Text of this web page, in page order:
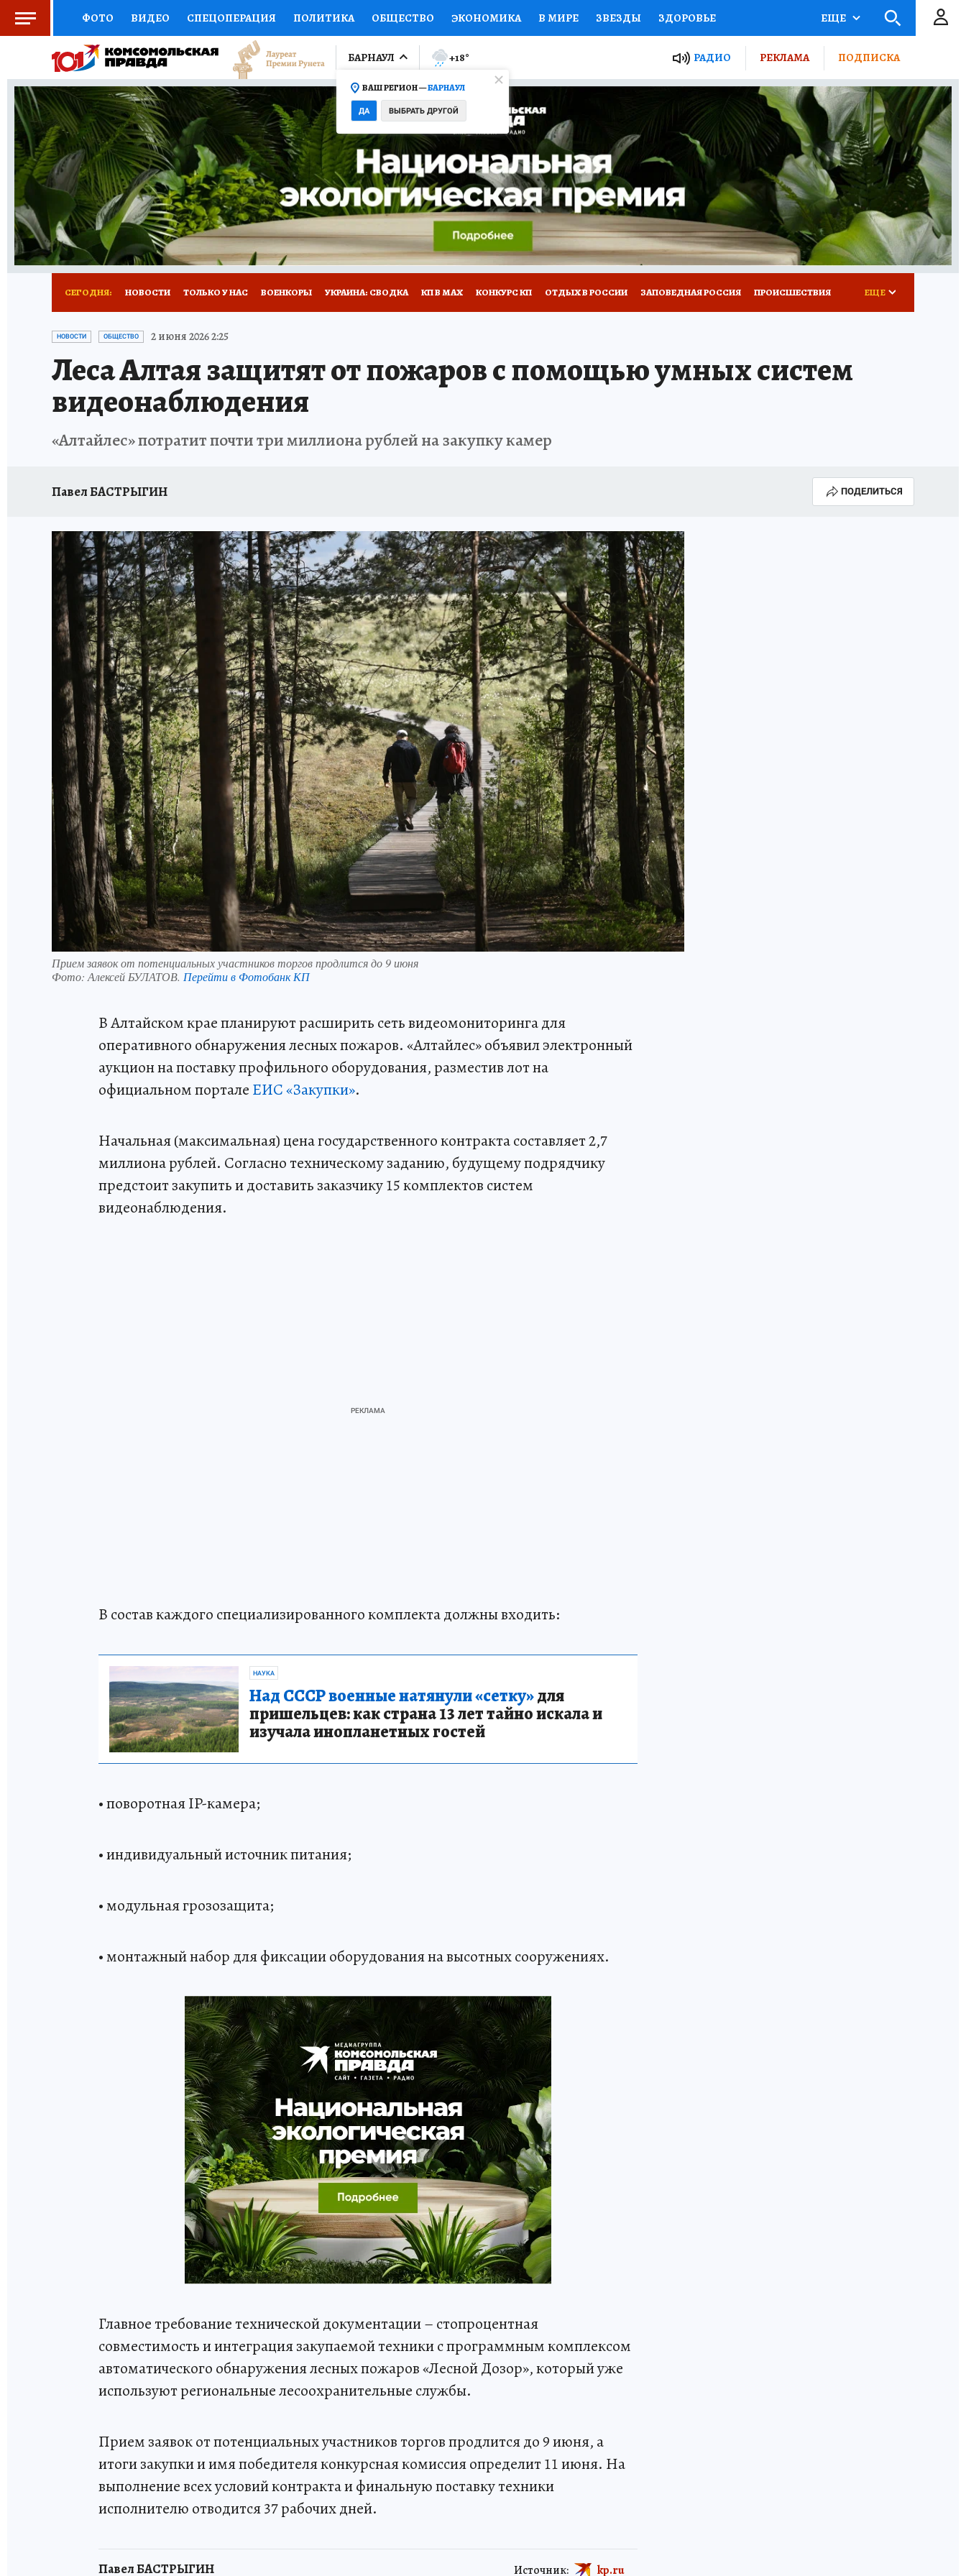
ФОТО ВИДЕО СПЕЦОПЕРАЦИЯ ПОЛИТИКА ОБЩЕСТВО ЭКОНОМИКА В МИРЕ ЗВЕЗДЫ ЗДОРОВЬЕ
СОЦПОДДЕРЖКА НАУКА СПОРТ КОЛУМНИСТЫ ПРОИСШЕСТВИЯ НАЦИОНАЛЬНЫЕ ПРОЕКТЫ РОССИИ
ВЫБОР ЭКСПЕРТОВ ДОКТОР ФИНАНСЫ ОТКРЫВАЕМ МИР Я ЗНАЮ СЕМЬЯ ЖЕНСКИЕ СЕКРЕТЫ ПУТЕВОДИТЕЛЬ
КНИЖНАЯ ПОЛКА ПРОГНОЗЫ НА СПОРТ ПРОМОКОДЫ СЕРИАЛЫ СПЕЦПРОЕКТЫ ДЕФИЦИТ ЖЕЛЕЗА ТУРИЗМ
ПРЕСС-ЦЕНТР НЕДВИЖИМОСТЬ ТЕЛЕВИЗОР КОЛЛЕКЦИИ КОНКУРСЫ РАБОТА У НАС ГИД ПОТРЕБИТЕЛЯ ВСЕ О КП
РАДИО КП РЕКЛАМА ТЕСТЫ НОВОЕ НА САЙТЕ
ЕЩЕ
БАРНАУЛ
ВАШ РЕГИОН —БАРНАУЛ
ДА ВЫБРАТЬ ДРУГОЙ
+18° РАДИО РЕКЛАМА ПОДПИСКА
СЕГОДНЯ: НОВОСТИ ТОЛЬКО У НАС ВОЕНКОРЫ УКРАИНА: СВОДКА КП В МАХ КОНКУРС КП ОТДЫХ В РОССИИ ЗАПОВЕДНАЯ РОССИЯ ПРОИСШЕСТВИЯ
АФИША ИСПЫТАНО НА СЕБЕ
ЕЩЕ
НОВОСТИ ОБЩЕСТВО 2 июня 2026 2:25
Леса Алтая защитят от пожаров с помощью умных систем
видеонаблюдения
«Алтайлес» потратит почти три миллиона рублей на закупку камер
Павел БАСТРЫГИН ПОДЕЛИТЬСЯ
Прием заявок от потенциальных участников торгов продлится до 9 июня
Фото: Алексей БУЛАТОВ. Перейти в Фотобанк КП
В Алтайском крае планируют расширить сеть видеомониторинга для
оперативного обнаружения лесных пожаров. «Алтайлес» объявил электронный
аукцион на поставку профильного оборудования, разместив лот на
официальном портале ЕИС «Закупки».
Начальная (максимальная) цена государственного контракта составляет 2,7
миллиона рублей. Согласно техническому заданию, будущему подрядчику
предстоит закупить и доставить заказчику 15 комплектов систем
видеонаблюдения.
В состав каждого специализированного комплекта должны входить:
НАУКА
Над СССР военные натянули «сетку»для
пришельцев: как страна 13 лет тайно искала и
изучала инопланетных гостей
• поворотная IP-камера;
• индивидуальный источник питания;
• модульная грозозащита;
• монтажный набор для фиксации оборудования на высотных сооружениях.
Главное требование технической документации – стопроцентная
совместимость и интеграция закупаемой техники с программным комплексом
автоматического обнаружения лесных пожаров «Лесной Дозор», который уже
используют региональные лесоохранительные службы.
Прием заявок от потенциальных участников торгов продлится до 9 июня, а
итоги закупки и имя победителя конкурсная комиссия определит 11 июня. На
выполнение всех условий контракта и финальную поставку техники
исполнителю отводится 37 рабочих дней.
Павел БАСТРЫГИН Источник: kp.ru